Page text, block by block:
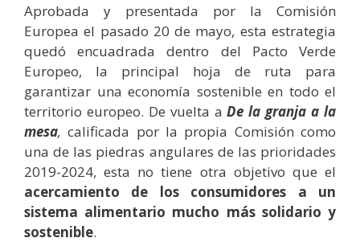
Aprobada y presentada por la Comisión
Europea el pasado 20 de mayo, esta estrategia
quedó encuadrada dentro del Pacto Verde
Europeo, la principal hoja de ruta para
garantizar una economía sostenible en todo el
territorio europeo. De vuelta aDe la granja a la
mesa,calificada por la propia Comisión como
una de las piedras angulares de las prioridades
2019-2024, esta no tiene otra objetivo que el
acercamiento de los consumidores a un
sistema alimentario mucho más solidario y
sostenible.